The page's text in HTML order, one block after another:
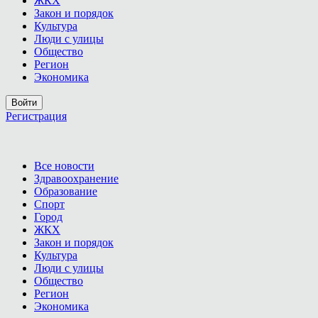
Закон и порядок
Культура
Люди с улицы
Общество
Регион
Экономика
Войти
Регистрация
Все новости
Здравоохранение
Образование
Спорт
Город
ЖКХ
Закон и порядок
Культура
Люди с улицы
Общество
Регион
Экономика